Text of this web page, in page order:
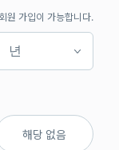
원 가입이 가능합니다.
년
해당 없음